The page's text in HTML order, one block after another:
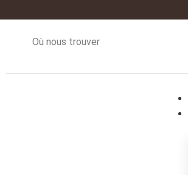
Où nous trouver